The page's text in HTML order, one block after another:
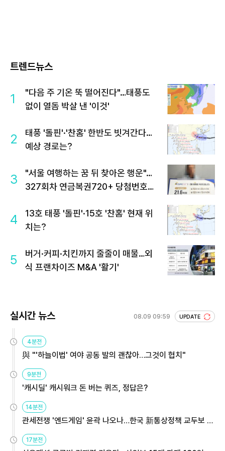
트렌드뉴스
1
"다음 주 기온 뚝 떨어진다"…태풍도
없이 열돔 박살 낸 '이것'
2
태풍 '돌핀'·'찬홈' 한반도 빗겨간다…
예상 경로는?
3
"서울 여행하는 꿈 뒤 찾아온 행운"…
327회차 연금복권720+ 당첨번호조
4
13호 태풍 '돌핀'·15호 '찬홈' 현재 위
치는?
5
버거·커피·치킨까지 줄줄이 매물…외
식 프랜차이즈 M&A '활기'
실시간 뉴스 08.09 09:59 UPDATE
4분전
與 "'하늘이법' 여야 공동 발의 괜찮아…그것이 협치"
9분전
'캐시딜' 캐시워크 돈 버는 퀴즈, 정답은?
14분전
관세전쟁 '엔드게임' 윤곽 나오나…한국 新통상정책 교두보 활
17분전